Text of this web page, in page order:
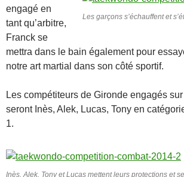
Les garçons s’échauffent et
engagé en
tant qu’arbitre,
Franck se
mettra dans le bain également pour
notre art martial dans son côté sportif.
Les compétiteurs de Gironde engagés
seront Inès, Alek, Lucas, Tony en
1.
Inès, Alek, Tony et Lucas mettent leurs protections et se